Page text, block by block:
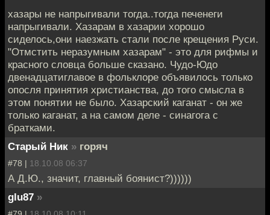
хазары не напрыгивали тогда..тогда печенеги
напрыгивали. Хазарам в хазарии хорошо
сиделось,они наезжать стали после крещения Руси.
"Отмстить неразумным хазарам" - это для рифмы и
красного словца больше сказано. Чудо-Юдо
двенадцатиглавое в фольклоре объявилось только
опосля принятия христианства, до того смысла в
этом понятии не было. Хазарский каганат - он же
только каганат, а на самом деле - синагога с
братками.
Старый Ник » горяч
#78 | 18.10.08 06:37
А Д.Ю., значит, главный боянист?))))))
glu87 »